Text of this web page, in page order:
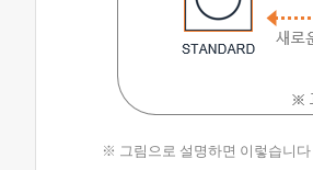
※ 그림으로 설명하면 이렇습니다